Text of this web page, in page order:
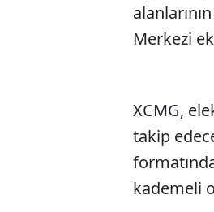
Merkezi
XCMG,
takip
kademeli